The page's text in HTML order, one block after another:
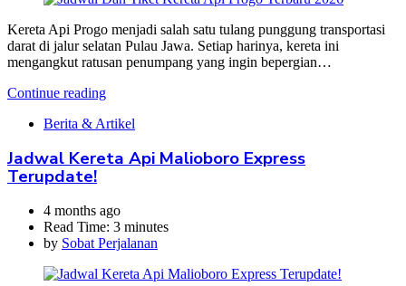
Kereta Api Progo menjadi salah satu tulang punggung transportasi
darat di jalur selatan Pulau Jawa. Setiap harinya, kereta ini
mengangkut ratusan penumpang yang ingin bepergian…
Continue reading
Berita & Artikel
Jadwal Kereta Api Malioboro Express
Terupdate!
4 months ago
Read Time: 3 minutes
by Sobat Perjalanan